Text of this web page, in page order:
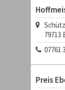
79713
07761
Preis